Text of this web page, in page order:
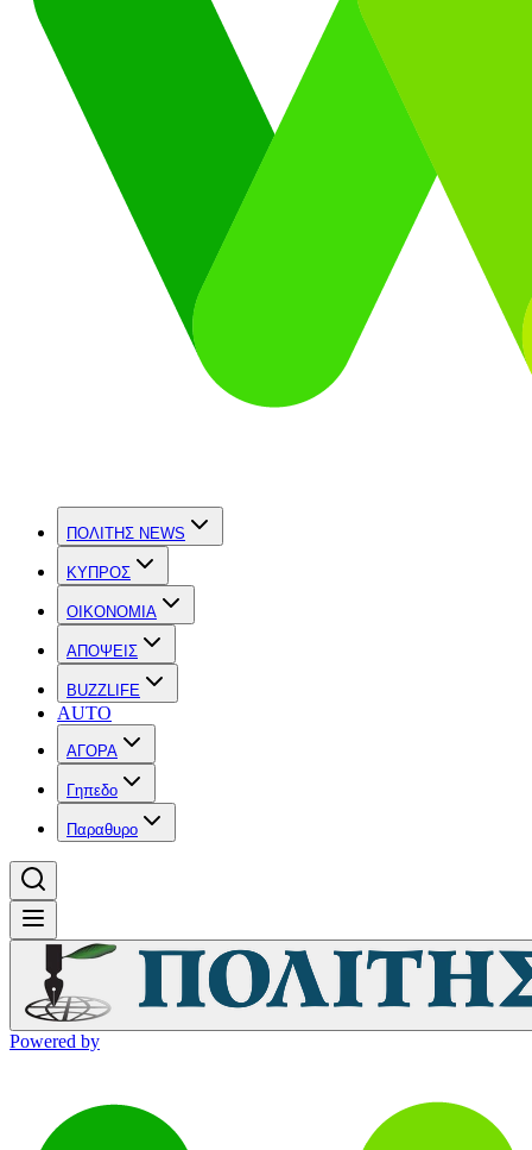
ΠΟΛΙΤΗΣ NEWS
ΚΥΠΡΟΣ
OIKONOMIA
ΑΠΟΨΕΙΣ
BUZZLIFE
AUTO
ΑΓΟΡΑ
Γηπεδο
Παραθυρο
Powered by